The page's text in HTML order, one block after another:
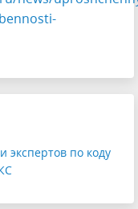
экспертов по коду